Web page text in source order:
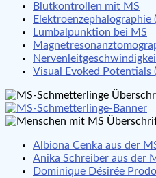
Blutkontrollen mit MS
Elektroenzephalographie
Lumbalpunktion bei MS
Visual Evoked Potentials
Albiona Cenka aus der
Anika Schreiber aus der
Dominique Désirée